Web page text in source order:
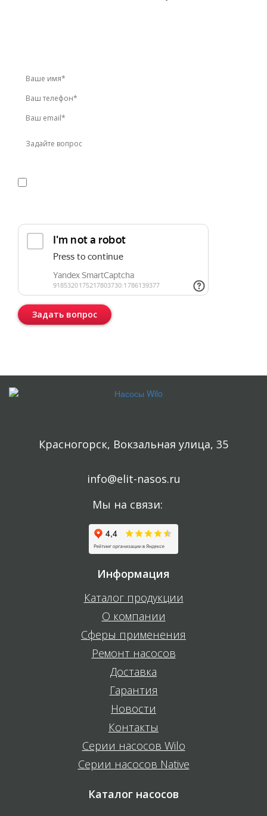
Задать вопрос
Красногорск, Вокзальная улица, 35
info@elit-nasos.ru
Мы на связи:
Информация
Каталог продукции
О компании
Сферы применения
Ремонт насосов
Доставка
Гарантия
Новости
Контакты
Серии насосов Wilo
Серии насосов Native
Каталог насосов